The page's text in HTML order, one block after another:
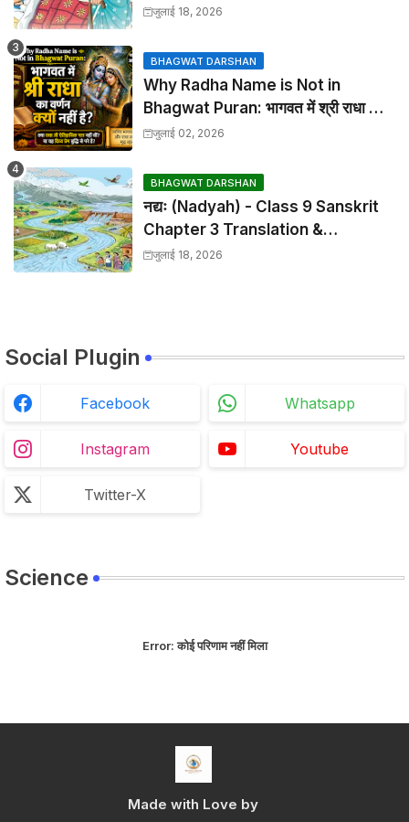
Chapter 2 Translation &
जुलाई 18, 2026
BHAGWAT DARSHAN
Why Radha Name is Not in
Bhagwat Puran: भागवत में श्री राधा का
वर्णन क्यों नहीं है?
जुलाई 02, 2026
BHAGWAT DARSHAN
नद्यः (Nadyah) - Class 9 Sanskrit
Chapter 3 Translation &
Solutions
जुलाई 18, 2026
Social Plugin
Facebook Whatsapp
Instagram Youtube
Twitter-X
Science
Error:कोई परिणाम नहीं मिला
Made with Love by